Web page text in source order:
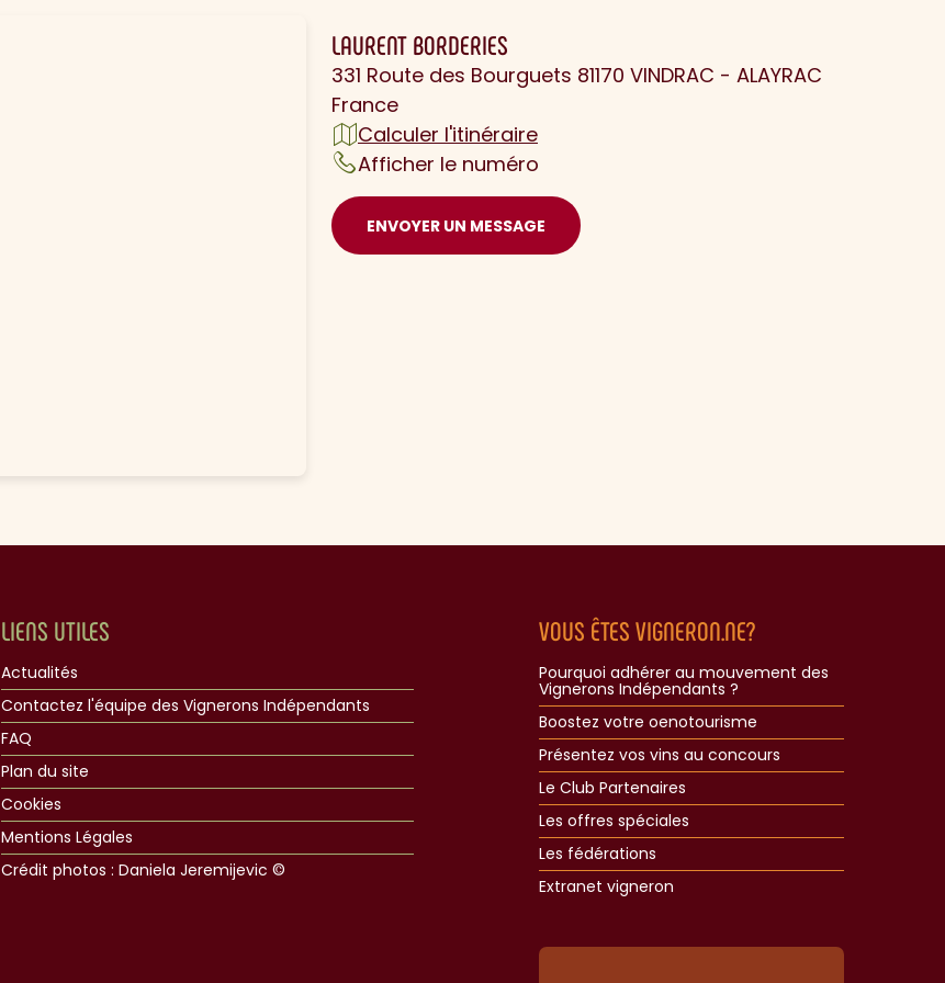
LAURENT BORDERIES
331 Route des Bourguets 81170 VINDRAC - ALAYRAC
France
Calculer l'itinéraire
Afficher le numéro
ENVOYER UN MESSAGE
LIENS UTILES
Actualités
Contactez l'équipe des Vignerons Indépendants
FAQ
Plan du site
Cookies
Mentions Légales
Crédit photos : Daniela Jeremijevic ©​
VOUS ÊTES VIGNERON.NE?
Pourquoi adhérer au mouvement des
Vignerons Indépendants ?
Boostez votre oenotourisme
Présentez vos vins au concours
Le Club Partenaires
Les offres spéciales
Les fédérations
Extranet vigneron​